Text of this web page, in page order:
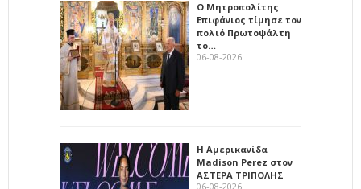
Ο Μητροπολίτης
Επιφάνιος τίμησε τον
πολιό Πρωτοψάλτη
το…
06-08-2026
Η Αμερικανίδα
Madison Perez στον
ΑΣΤΕΡΑ ΤΡΙΠΟΛΗΣ
06-08-2026